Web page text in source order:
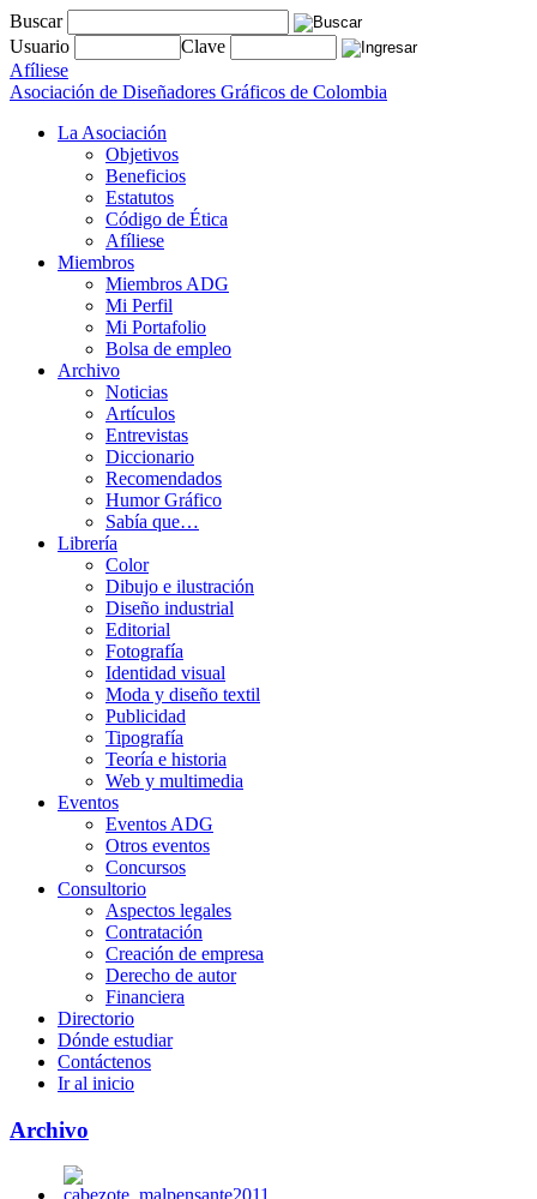
Buscar
Usuario
Clave
Afíliese
Asociación de Diseñadores Gráficos de Colombia
La Asociación
Objetivos
Beneficios
Estatutos
Código de Ética
Afíliese
Miembros
Miembros ADG
Mi Perfil
Mi Portafolio
Bolsa de empleo
Archivo
Noticias
Artículos
Entrevistas
Diccionario
Recomendados
Humor Gráfico
Sabía que…
Librería
Color
Dibujo e ilustración
Diseño industrial
Editorial
Fotografía
Identidad visual
Moda y diseño textil
Publicidad
Tipografía
Teoría e historia
Web y multimedia
Eventos
Eventos ADG
Otros eventos
Concursos
Consultorio
Aspectos legales
Contratación
Creación de empresa
Derecho de autor
Financiera
Directorio
Dónde estudiar
Contáctenos
Ir al inicio
Archivo